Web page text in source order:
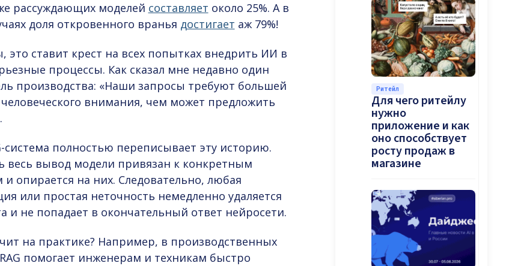
рассуждающих моделей составляет около 25%. А в
доля откровенного вранья достигает аж 79%!
это ставит крест на всех попытках внедрить ИИ в
процессы. Как сказал мне недавно один
производства: «Наши запросы требуют большей
внимания, чем может предложить
система полностью переписывает эту историю.
весь вывод модели привязан к конкретным
и опирается на них. Следовательно, любая
или простая неточность немедленно удаляется
и не попадает в окончательный ответ нейросети.
на практике? Например, в производственных
помогает инженерам и техникам быстро
Ритейл
Для чего ритейлу
нужно
приложение и как
оно способствует
росту продаж в
магазине